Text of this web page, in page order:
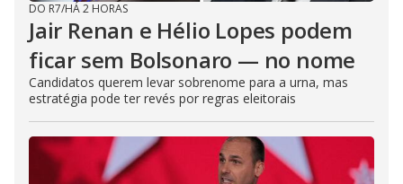
DO R7/HÁ 2 HORAS
Jair Renan e Hélio Lopes podem
ficar sem Bolsonaro — no nome
Candidatos querem levar sobrenome para a urna, mas
estratégia pode ter revés por regras eleitorais